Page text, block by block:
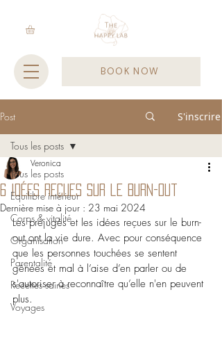
BOOK NOW
Post S'inscrire
Tous les posts
Equilibre intérieur
Corps & vitalité
Organisation
Parentalité
Recettes saines
Voyages
Tous les posts
6 idées reçues sur le burn-out
Veronica
Dernière mise à jour : 23 mai 2024
Les préjugés et les idées reçues sur le burn-
out ont la vie dure. Avec pour conséquence
que les personnes touchées se sentent
gênées et mal à l’aise d’en parler ou de
s'autoriser à reconnaître qu’elle n'en peuvent
plus.